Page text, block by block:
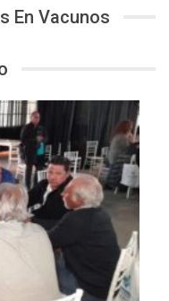
En Vacunos